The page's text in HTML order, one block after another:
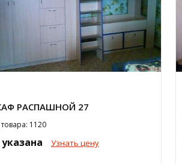
РАСПАШНОЙ 27
1120
Узнать цену